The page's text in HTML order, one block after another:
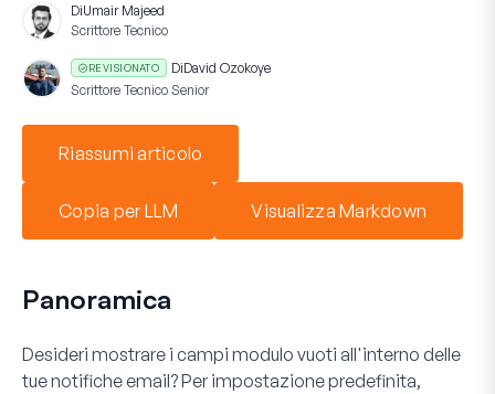
DiUmair Majeed
Scrittore Tecnico
REVISIONATO DiDavid Ozokoye
Scrittore Tecnico Senior
Riassumi articolo
Copia per LLM Visualizza Markdown
Panoramica
Desideri mostrare i campi modulo vuoti all'interno delle
tue notifiche email? Per impostazione predefinita,